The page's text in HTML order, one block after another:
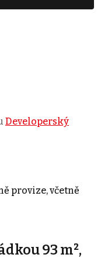
Developerský
provize, včetně
93 m²,